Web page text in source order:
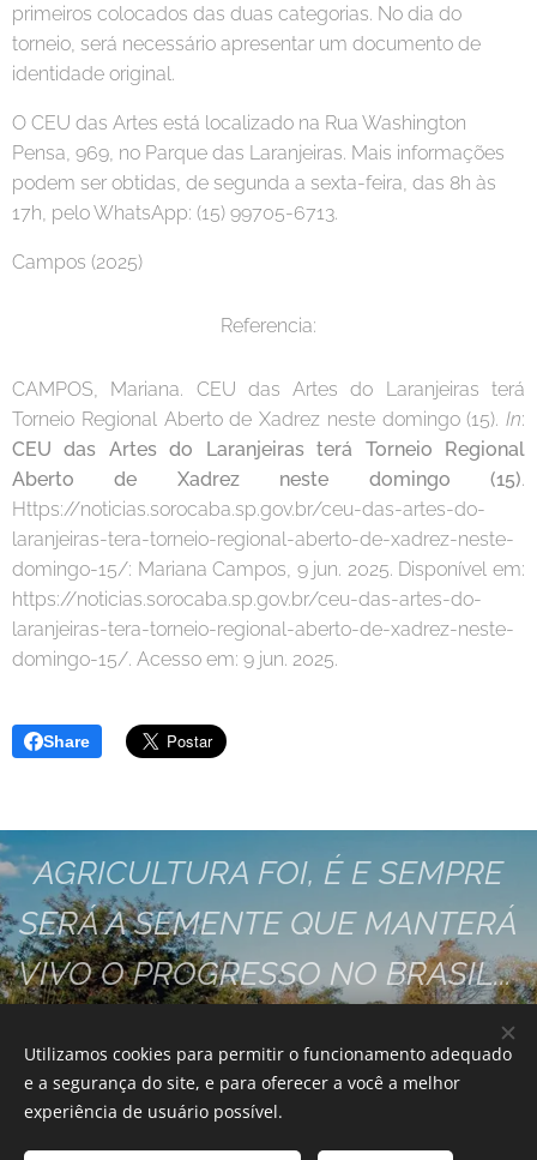
primeiros colocados das duas categorias. No dia do
torneio, será necessário apresentar um documento de
identidade original.
O CEU das Artes está localizado na Rua Washington
Pensa, 969, no Parque das Laranjeiras. Mais informações
podem ser obtidas, de segunda a sexta-feira, das 8h às
17h, pelo WhatsApp: (15) 99705-6713.
Campos (2025)
Referencia:
CAMPOS, Mariana. CEU das Artes do Laranjeiras terá
Torneio Regional Aberto de Xadrez neste domingo (15). In:
CEU das Artes do Laranjeiras terá Torneio Regional
Aberto de Xadrez neste domingo (15).
Https://noticias.sorocaba.sp.gov.br/ceu-das-artes-do-
laranjeiras-tera-torneio-regional-aberto-de-xadrez-neste-
domingo-15/: Mariana Campos, 9 jun. 2025. Disponível em:
https://noticias.sorocaba.sp.gov.br/ceu-das-artes-do-
laranjeiras-tera-torneio-regional-aberto-de-xadrez-neste-
domingo-15/. Acesso em: 9 jun. 2025.
Share
AGRICULTURA FOI, É E SEMPRE
SERÁ A SEMENTE QUE MANTERÁ
VIVO O PROGRESSO NO BRASIL...
GERMINAR JUNTOS!!
SINTRARUR - SOROCABA
Utilizamos cookies para permitir o funcionamento adequado
e a segurança do site, e para oferecer a você a melhor
experiência de usuário possível.